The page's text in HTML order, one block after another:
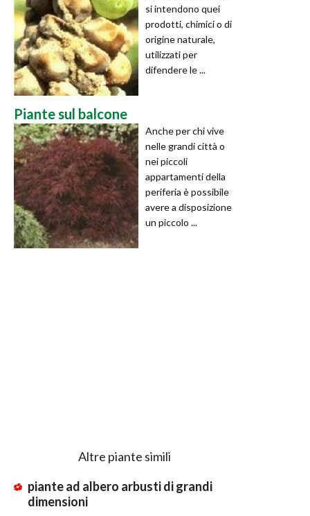
si intendono quei
prodotti, chimici o di
origine naturale,
utilizzati per
difendere le ...
Piante sul balcone
Anche per chi vive
nelle grandi città o
nei piccoli
appartamenti della
periferia è possibile
avere a disposizione
un piccolo ...
Altre piante simili
piante ad albero arbusti di grandi
dimensioni